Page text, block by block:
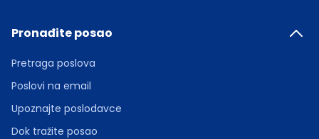
Pronađite posao
Pretraga poslova
Poslovi na email
Upoznajte poslodavce
Dok tražite posao